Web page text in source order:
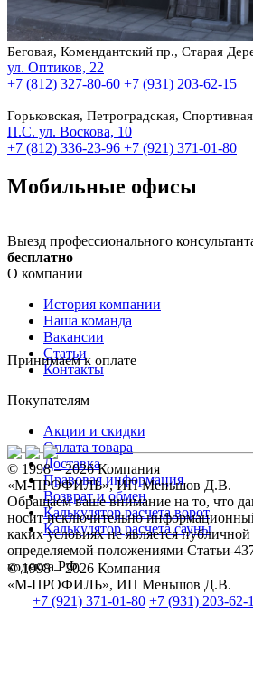
Беговая, Комендантский пр., Старая
ул. Оптиков, 22
+7 (812) 327-80-60 +7 (931) 203-62-15
Горьковская, Петроградская,
П.С. ул. Воскова, 10
+7 (812) 336-23-96 +7 (921) 371-01-80
Мобильные офисы
Выезд профессионального
бесплатно
О компании
История компании
Наша команда
Вакансии
Статьи
Контакты
Покупателям
Акции и скидки
Оплата товара
Доставка
Правовая информация
Возврат и обмен
Калькулятор расчета ворот
Калькулятор расчета сауны
© 1998 – 2026 Компания
«М-ПРОФИЛЬ», ИП Меньшов Д.В.
+7 (921) 371-01-80 +7 (931) 203-62-
Принимаем к оплате
© 1998 – 2026 Компания
«М-ПРОФИЛЬ», ИП Меньшов Д.В.
Обращаем ваше внимание на то, что
носит исключительно
каких условиях не является
определяемой положениями Статьи
кодекса РФ.